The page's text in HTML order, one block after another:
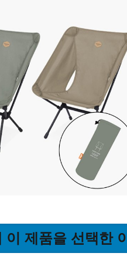
이 제품을 선택한